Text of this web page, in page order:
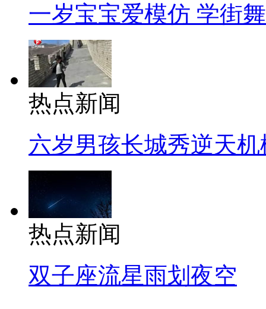
一岁宝宝爱模仿 学街
热点新闻
六岁男孩长城秀逆天机
热点新闻
双子座流星雨划夜空